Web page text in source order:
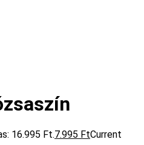
16.995 Ft.7.995 FtCurrent